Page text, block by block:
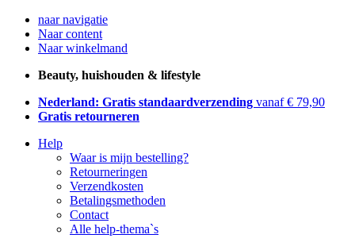
naar navigatie
Naar content
Naar winkelmand
Beauty, huishouden & lifestyle
Nederland: Gratis standaardverzending vanaf € 79,90
Gratis retourneren
Help
Waar is mijn bestelling?
Retourneringen
Verzendkosten
Betalingsmethoden
Contact
Alle help-thema`s